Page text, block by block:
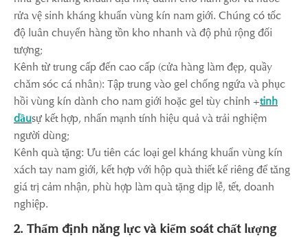
rửa vệ sinh kháng khuẩn vùng kín nam giới. Chúng có tốc
độ luân chuyển hàng tồn kho nhanh và độ phủ rộng đối
tượng;
Kênh từ trung cấp đến cao cấp (cửa hàng làm đẹp, quầy
chăm sóc cá nhân): Tập trung vào gel chống ngứa và phục
hồi vùng kín dành cho nam giới hoặc gel tùy chỉnh +tinh
dầusự kết hợp, nhấn mạnh tính hiệu quả và trải nghiệm
người dùng;
Kênh quà tặng: Ưu tiên các loại gel kháng khuẩn vùng kín
xách tay nam giới, kết hợp với hộp quà thiết kế riêng để tăng
giá trị cảm nhận, phù hợp làm quà tặng dịp lễ, tết, doanh
nghiệp.
2. Thẩm định năng lực và kiểm soát chất lượng